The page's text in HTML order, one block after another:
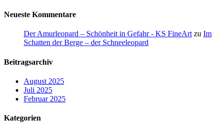
Neueste Kommentare
Der Amurleopard – Schönheit in Gefahr - KS FineArt zu Im
Schatten der Berge – der Schneeleopard
Beitragsarchiv
August 2025
Juli 2025
Februar 2025
Kategorien